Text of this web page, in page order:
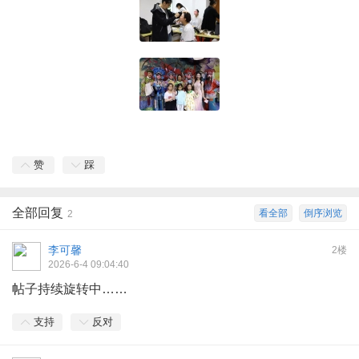
赞 踩
倒序浏览
看全部
全部回复 2
2楼
李可馨
2026-6-4 09:04:40
帖子持续旋转中……
支持 反对